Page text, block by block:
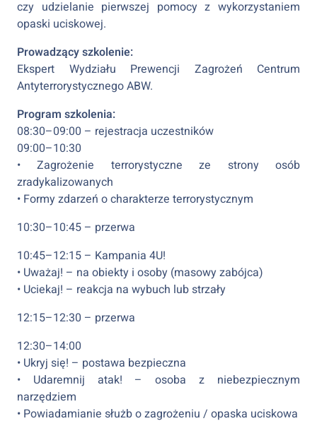
czy udzielanie pierwszej pomocy z wykorzystaniem
opaski uciskowej.
Prowadzący szkolenie:
Ekspert Wydziału Prewencji Zagrożeń Centrum
Antyterrorystycznego ABW.
Program szkolenia:
08:30–09:00 – rejestracja uczestników
09:00–10:30
• Zagrożenie terrorystyczne ze strony osób
zradykalizowanych
• Formy zdarzeń o charakterze terrorystycznym
10:30–10:45 – przerwa
10:45–12:15 – Kampania 4U!
• Uważaj! – na obiekty i osoby (masowy zabójca)
• Uciekaj! – reakcja na wybuch lub strzały
12:15–12:30 – przerwa
12:30–14:00
• Ukryj się! – postawa bezpieczna
• Udaremnij atak! – osoba z niebezpiecznym
narzędziem
• Powiadamianie służb o zagrożeniu / opaska uciskowa